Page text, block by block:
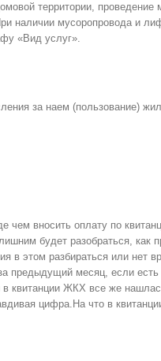
территории, проведение
наличии мусоропровода и
«Вид услуг».
за наем (пользование)
чем вносить оплату по
будет разобраться, как
в этом разбираться или нет
предыдущий месяц, если есть
в квитанции ЖКХ все же
цифра.На что в